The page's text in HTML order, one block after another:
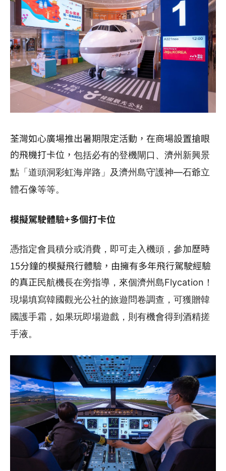
荃灣如心廣場推出暑期限定活動，在商場設置搶眼
的飛機打卡位， 包括必有的登機閘口、 濟州新興景
點「道頭洞彩虹海岸路」及濟州島守護神—石爺立
體石像等等。
模擬駕駛體驗+多個打卡位
憑指定會員積分或消費，即可走入機頭，參加歷時
15分鐘的模擬飛行體驗，由擁有多年飛行駕駛經驗
的真正民航機長在旁指導，來個濟州島Flycation！
現場填寫韓國觀光公社的旅遊問卷調查，可獲贈韓
國護手霜，如果玩即場遊戲，則有機會得到酒精搓
手液。